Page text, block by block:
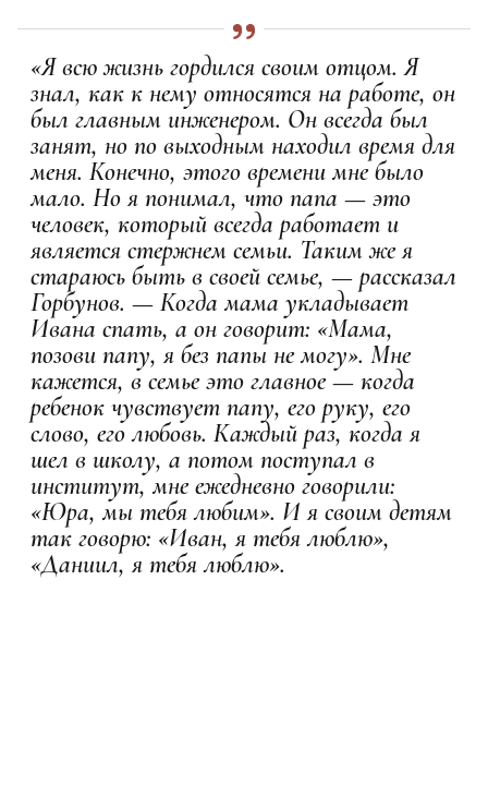
«Я всю жизнь гордился своим отцом. Я
знал, как к нему относятся на работе, он
был главным инженером. Он всегда был
занят, но по выходным находил время для
меня. Конечно, этого времени мне было
мало. Но я понимал, что папа — это
человек, который всегда работает и
является стержнем семьи. Таким же я
стараюсь быть в своей семье, — рассказал
Горбунов. — Когда мама укладывает
Ивана спать, а он говорит: «Мама,
позови папу, я без папы не могу». Мне
кажется, в семье это главное — когда
ребенок чувствует папу, его руку, его
слово, его любовь. Каждый раз, когда я
шел в школу, а потом поступал в
институт, мне ежедневно говорили:
«Юра, мы тебя любим». И я своим детям
так говорю: «Иван, я тебя люблю»,
«Даниил, я тебя люблю».